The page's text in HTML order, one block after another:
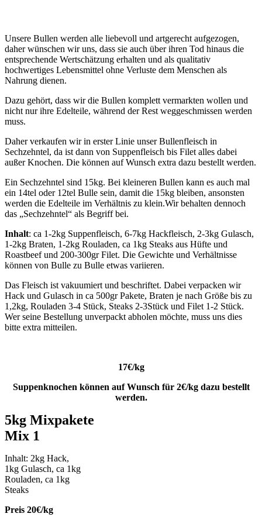
Unsere Bullen werden alle liebevoll und artgerecht aufgezogen,
daher wünschen wir uns, dass sie auch über ihren Tod hinaus die
entsprechende Wertschätzung erhalten und als qualitativ
hochwertiges Lebensmittel ohne Verluste dem Menschen als
Nahrung dienen.
Dazu gehört, dass wir die Bullen komplett vermarkten wollen und
nicht nur ihre Edelteile, während der Rest weggeschmissen werden
muss.
Daher verkaufen wir in erster Linie unser Bullenfleisch in
Sechzehntel, da ist dann von Suppenfleisch bis Filet alles dabei
außer Knochen. Die können auf Wunsch extra dazu bestellt werden.
Ein Sechzehntel sind 15kg. Bei kleineren Bullen kann es auch mal
ein 14tel oder 12tel Bulle sein, damit die 15kg bleiben, ansonsten
werden die Edelteile im Verhältnis zu klein.Wir behalten dennoch
das „Sechzehntel“ als Begriff bei.
Inhalt: ca 1-2kg Suppenfleisch, 6-7kg Hackfleisch, 2-3kg Gulasch,
1-2kg Braten, 1-2kg Rouladen, ca 1kg Steaks aus Hüfte und
Roastbeef und 200-300gr Filet. Die Gewichte und Verhältnisse
können von Bulle zu Bulle etwas variieren.
Das Fleisch ist vakuumiert und beschriftet. Dabei verpacken wir
Hack und Gulasch in ca 500gr Pakete, Braten je nach Größe bis zu
1,2kg, Rouladen 3-4 Stück, Steaks 2-3Stück und Filet 1-2 Stück.
Wer seine Bestellung unverpackt abholen möchte, muss uns dies
bitte extra mitteilen.
17€/kg
Suppenknochen können auf Wunsch für 2€/kg dazu bestellt
werden.
5kg Mixpakete
Mix 1
Inhalt: 2kg Hack,
1kg Gulasch, ca 1kg
Rouladen, ca 1kg
Steaks
Preis 20€/kg